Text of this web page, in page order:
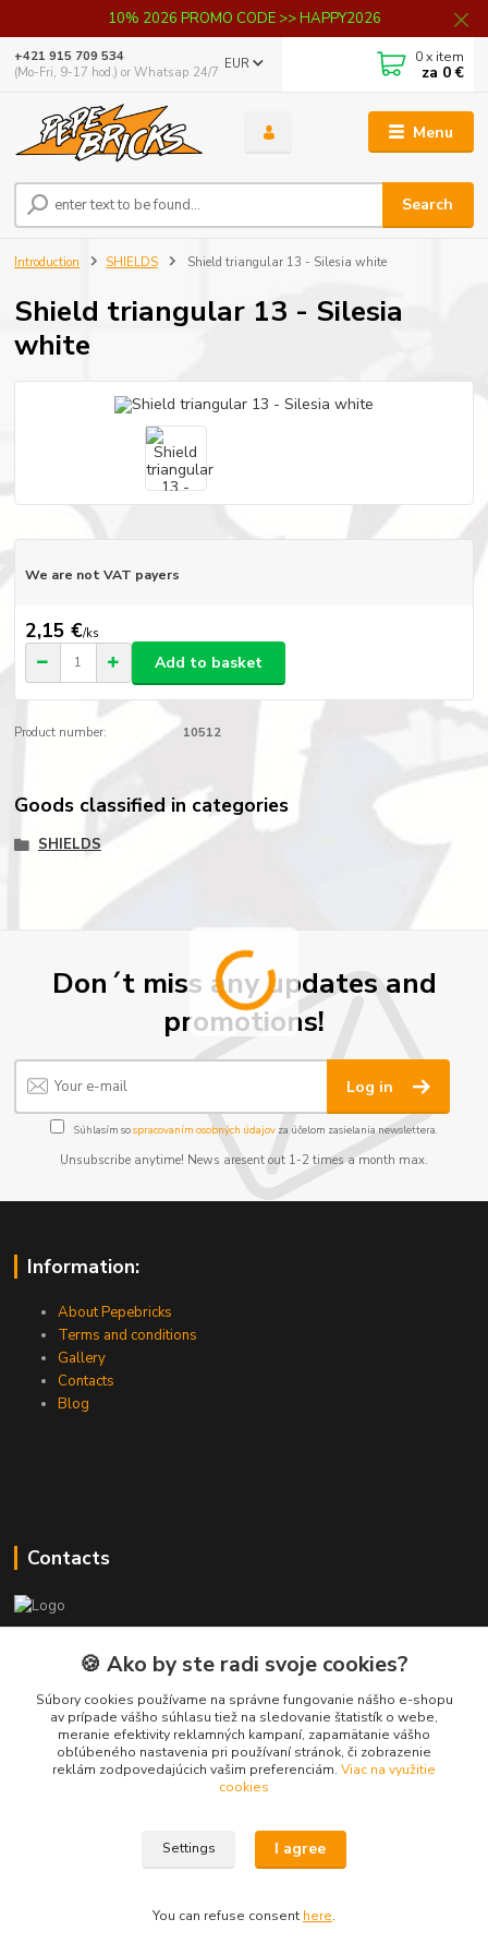
10% 2026 PROMO CODE >> HAPPY2026
Menu
EUR
Search
+421 915 709 534
(Mo-Fri, 9-17 hod.) or Whatsap 24/7
0x item
za 0 €
Introduction SHIELDS Shield triangular 13 - Silesia white
Shield triangular 13 - Silesia
white
We are not VAT payers
2,15 €/ks
Add to basket
Product number: 10512
Goods classified in categories
SHIELDS
Don´t miss any updates and
promotions!
Log in
Súhlasím sospracovaním osobných údajov za účelom zasielania newslettera.
Unsubscribe anytime! News aresent out 1-2 times a month max.
Information:
About Pepebricks
Terms and conditions
Gallery
Contacts
Blog
Contacts
+421 915 709 534
(Mo-Fri, 9-17 hod.) or Whatsap 24/7
skifi.space@gmail.com
🍪 Ako by ste radi svoje cookies?
Súbory cookies používame na správne fungovanie nášho e-shopu
av prípade vášho súhlasu tiež na sledovanie štatistík o webe,
meranie efektivity reklamných kampaní, zapamätanie vášho
obľúbeného nastavenia pri používaní stránok, či zobrazenie
reklám zodpovedajúcich vašim preferenciám. Viac na využitie
cookies
Settings I agree
You can refuse consent here.